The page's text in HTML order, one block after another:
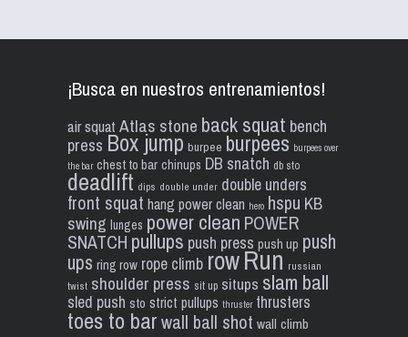
¡Busca en nuestros entrenamientos!
air squat Atlas stone back squat bench
press Box jump burpee burpees burpees over
the bar chest to bar chinups DB snatch db sto
deadlift dips double under double unders
front squat hang power clean hero hspu KB
swing lunges power clean POWER
SNATCH pullups push press push up push
ups ring row rope climb rowRun russian
twist shoulder press sit up situps slam ball
sled push sto strict pullups thruster thrusters
toes to barwall ball shot wall climb